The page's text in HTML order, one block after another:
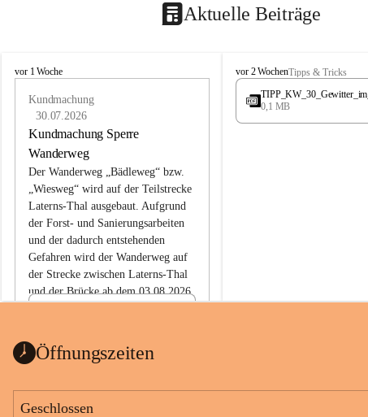
Aktuelle Beiträge
L
vor 1 Woche
Kundmachung
30.07.2026
Kundmachung Sperre
Wanderweg
Der Wanderweg „Bädleweg“ bzw.
„Wiesweg“ wird auf der Teilstrecke
Laterns-Thal ausgebaut. Aufgrund
der Forst- und Sanierungsarbeiten
und der dadurch entstehenden
Gefahren wird der Wanderweg auf
der Strecke zwischen Laterns-Thal
und der Brücke ab dem 03.08.2026
ht
1 Seite•0,1 MB
L
a
e
vor 2 WochenTipps & Tricks
0,1 MB
Öffnungszeiten
Geschlossen